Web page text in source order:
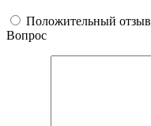
Положительный отзыв
Вопрос